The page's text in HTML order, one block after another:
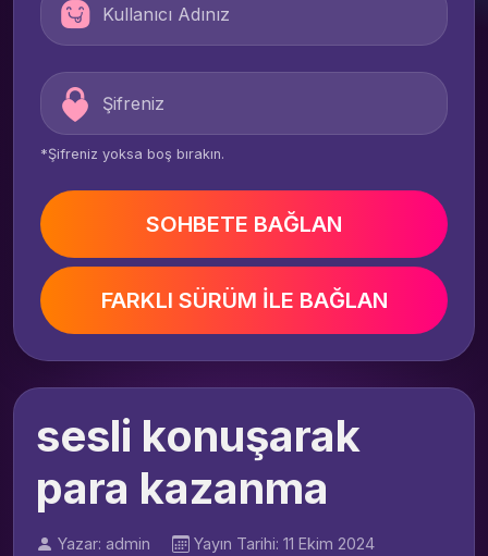
*Şifreniz yoksa boş bırakın.
SOHBETE BAĞLAN
FARKLI SÜRÜM İLE BAĞLAN
sesli konuşarak
para kazanma
Yazar: admin
Yayın Tarihi: 11 Ekim 2024